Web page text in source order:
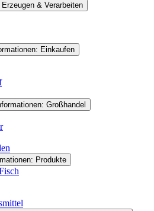
& Verarbeiten
Einkaufen
Großhandel
Produkte